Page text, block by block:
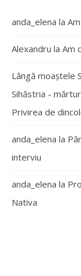
anda_elena la
Alexandru la Am
Lângă moaștele
Sihăstria -
Privirea de
anda_elena la
interviu
anda_elena la
Nativa